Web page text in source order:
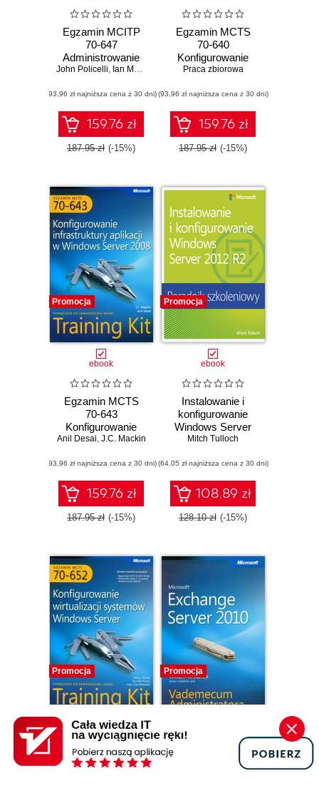
Egzamin MCITP
70-647
Administrowanie
systemem
2008 w skali
przedsiębiorstwa
John Policelli, Ian Mclean Orin Thomas
(93,96 zł najniższa cena z 30 dni)
159.76 zł
187.95 zł (-15%)
Egzamin MCTS
70-640
Konfigurowanie
Active Directory w
2008 R2 Training
Kit Tom 1 i 2
Praca zbiorowa
(93,96 zł najniższa cena z 30 dni)
159.76 zł
187.95 zł (-15%)
Promocja
ebook
Egzamin MCTS
70-643
Konfigurowanie
infrastruktury
Windows Server
2008
Anil Desai, J.C. Mackin
(93,96 zł najniższa cena z 30 dni)
159.76 zł
187.95 zł (-15%)
Promocja
ebook
Instalowanie i
konfigurowanie
Windows Server
2012 R2 Poradnik
Mitch Tulloch
(64,05 zł najniższa cena z 30 dni)
108.89 zł
128.10 zł (-15%)
Promocja
ebook
MCTS Egzamin
Promocja